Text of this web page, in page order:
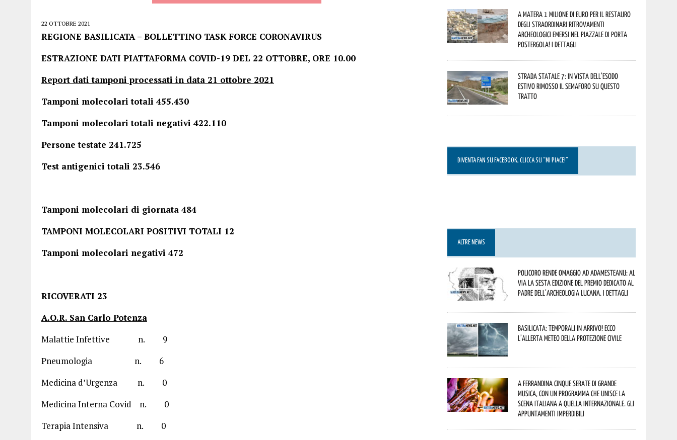
22 OTTOBRE 2021
REGIONE BASILICATA – BOLLETTINO TASK FORCE CORONAVIRUS
ESTRAZIONE DATI PIATTAFORMA COVID-19 DEL 22 OTTOBRE, ORE 10.00
Report dati tamponi processati in data 21 ottobre 2021
Tamponi molecolari totali 455.430
Tamponi molecolari totali negativi 422.110
Persone testate 241.725
Test antigenici totali 23.546
Tamponi molecolari di giornata 484
TAMPONI MOLECOLARI POSITIVI TOTALI 12
Tamponi molecolari negativi 472
RICOVERATI 23
A.O.R. San Carlo Potenza
Malattie Infettive n. 9
Pneumologia n. 6
Medicina d’Urgenza n. 0
Medicina Interna Covid n. 0
Terapia Intensiva n. 0
A Matera 1 milione di euro per il restauro
degli straordinari ritrovamenti
archeologici emersi nel piazzale di Porta
Postergola! I dettagli
Strada statale 7: in vista dell’esodo
estivo rimosso il semaforo su questo
tratto
DIVENTA FAN SU FACEBOOK, CLICCA SU “MI PIACE!”
ALTRE NEWS
Policoro rende omaggio ad Adamesteanu: al
via la sesta edizione del Premio dedicato al
padre dell’archeologia lucana. I dettagli
Basilicata: temporali in arrivo! Ecco
l’allerta meteo della Protezione civile
A Ferrandina cinque serate di grande
musica, con un programma che unisce la
scena italiana a quella internazionale. Gli
appuntamenti imperdibili